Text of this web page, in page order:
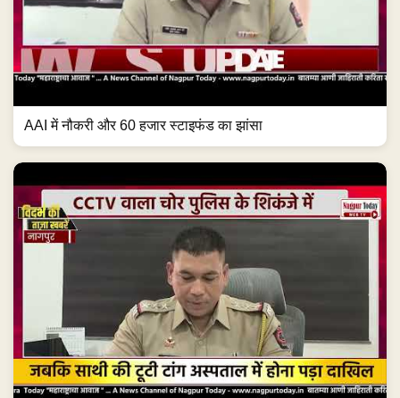
AAI में नौकरी और 60 हजार स्टाइफंड का झांसा